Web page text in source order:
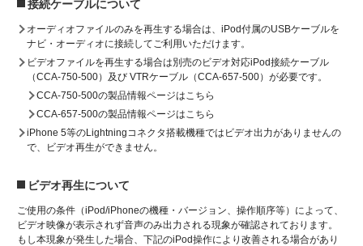
接続ケーブルについて
オーディオファイルのみを再生する場合は、iPod付属のUSBケーブルを
ナビ・オーディオに接続してご利用いただけます。
ビデオファイルを再生する場合は別売のビデオ対応iPod接続ケーブル
（CCA-750-500）及び VTRケーブル（CCA-657-500）が必要です。
CCA-750-500の製品情報ページはこちら
CCA-657-500の製品情報ページはこちら
iPhone 5等のLightningコネクタ搭載機種ではビデオ出力がありませんの
で、ビデオ再生ができません。
ビデオ再生について
ご使用の条件（iPod/iPhoneの機種・バージョン、操作順序等）によって、
ビデオ映像が表示されず音声のみ出力される現象が確認されております。
もし本現象が発生した場合、下記のiPod操作により改善される場合があり